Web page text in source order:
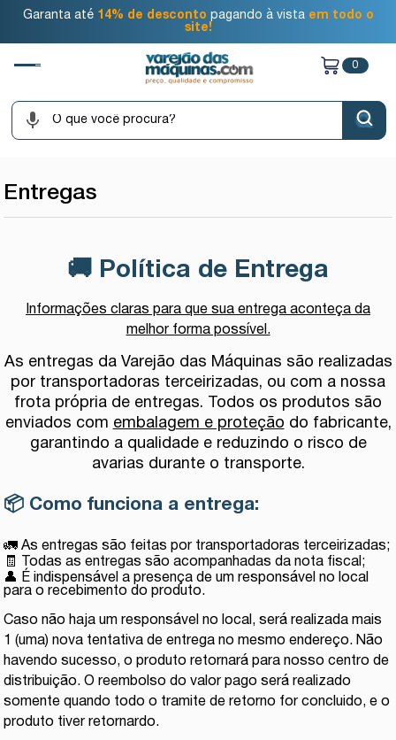
Garanta até 14% de desconto pagando à vista em todo o
site!
0
Entregas
🚚 Política de Entrega
Informações claras para que sua entrega aconteça da
melhor forma possível.
As entregas da Varejão das Máquinas são realizadas
por transportadoras terceirizadas, ou com a nossa
frota própria de entregas. Todos os produtos são
enviados com embalagem e proteção do fabricante,
garantindo a qualidade e reduzindo o risco de
avarias durante o transporte.
📦 Como funciona a entrega:
🚛 As entregas são feitas por transportadoras terceirizadas;
🧾 Todas as entregas são acompanhadas da nota fiscal;
👤 É indispensável a presença de um responsável no local
para o recebimento do produto.
Caso não haja um responsável no local, será realizada mais
1 (uma) nova tentativa de entrega no mesmo endereço. Não
havendo sucesso, o produto retornará para nosso centro de
distribuição. O reembolso do valor pago será realizado
somente quando todo o tramite de retorno for concluido, e o
produto tiver retornardo.